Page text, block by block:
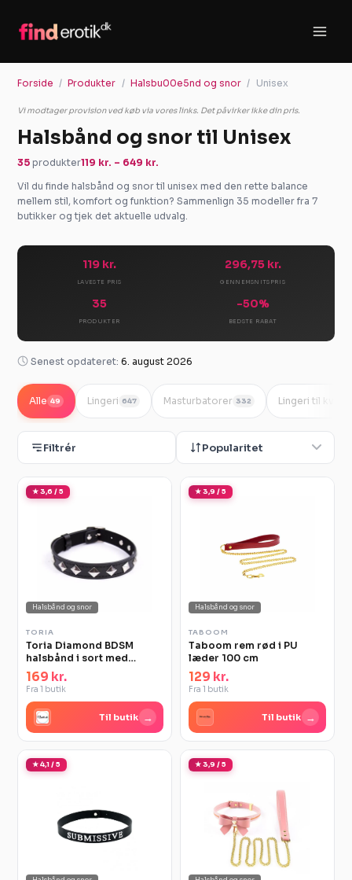
Forside Produkter Halsbu00e5nd og snor Unisex
Vi modtager provision ved køb via vores links. Det påvirker ikke din pris.
Halsbånd og snor til Unisex
35produkter119 kr. – 649 kr.
Vil du finde halsbånd og snor til unisex med den rette balance
mellem stil, komfort og funktion? Sammenlign 35 modeller fra 7
butikker og tjek det aktuelle udvalg.
119 kr.
LAVESTE PRIS
296,75 kr.
GENNEMSNITSPRIS
35
PRODUKTER
-50%
BEDSTE RABAT
Senest opdateret: 6. august 2026
Alle 49 Lingeri 647 Masturbatorer 332 Lingeri til
Filtrér Popularitet
★ 3,6 / 5
Halsbånd og snor
TORIA
Toria Diamond BDSM
halsbånd i sort med
sølvnitter
169 kr.
Fra 1 butik
Til butik →
★ 3,9 / 5
Halsbånd og snor
TABOOM
Taboom rem rød i PU
læder 100 cm
129 kr.
Fra 1 butik
Til butik →
★ 4,1 / 5 ★ 3,9 / 5